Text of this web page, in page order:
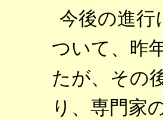
今後の進行
ついて、昨
たが、その
り、専門家